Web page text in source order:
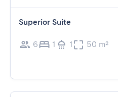
Superior Suite
6 1 1 50 m²